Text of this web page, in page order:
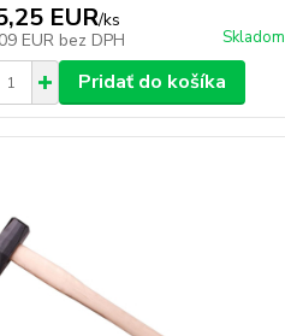
EUR/ks
EUR bez DPH Skladom
Pridať do košíka